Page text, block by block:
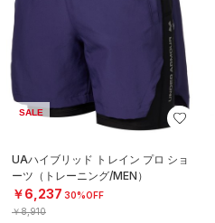
SALE
UAハイブリッド トレイン プロ ショ
ーツ（トレーニング/MEN）
￥6,237 30%OFF
￥8,910